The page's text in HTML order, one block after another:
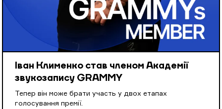
Іван Клименко став членом Академії
звукозапису GRAMMY
Тепер він може брати участь у двох етапах
голосування премії.